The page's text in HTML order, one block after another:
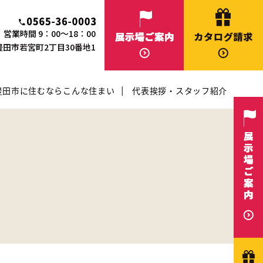
営業時間 9：00～18：00
市若宮町2丁目30番地1
田市に住むならこんな住まい 代表挨拶・スタッフ紹介